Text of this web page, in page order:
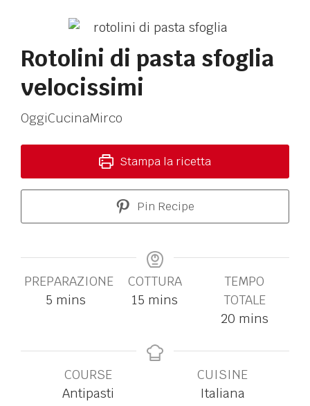
Rotolini di pasta sfoglia
velocissimi
OggiCucinaMirco
Stampa la ricetta
Pin Recipe
PREPARAZIONE
5 mins
COTTURA
15 mins
TEMPO
TOTALE
20 mins
COURSE
Antipasti
CUISINE
Italiana